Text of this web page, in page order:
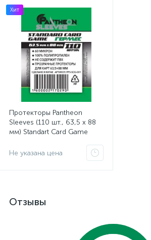
Хит
Протекторы Pantheon
Sleeves (110 шт., 63,5 x 88
мм) Standart Card Game
Не указана цена
Отзывы